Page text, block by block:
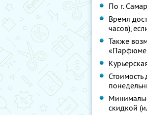
По г.
Время
часов),
Также
скидкой